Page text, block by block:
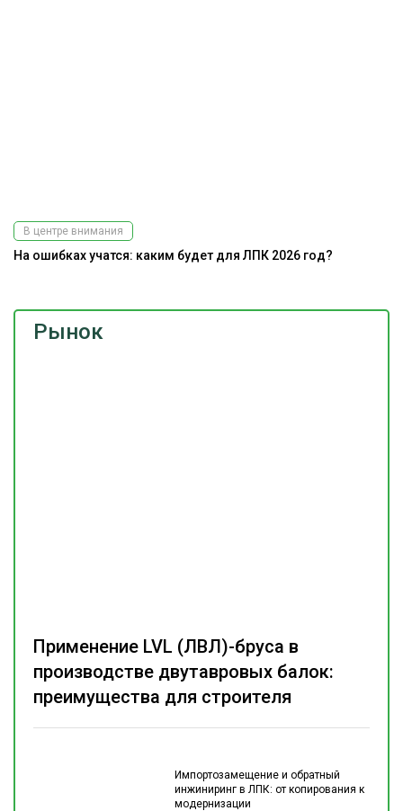
Рынок
Импортозамещение и обратный
инжиниринг в ЛПК: от копирования к
модернизации
Применение LVL (ЛВЛ)-бруса в
производстве двутавровых балок:
преимущества для строителя
В центре внимания
На ошибках учатся: каким будет для ЛПК 2026 год?